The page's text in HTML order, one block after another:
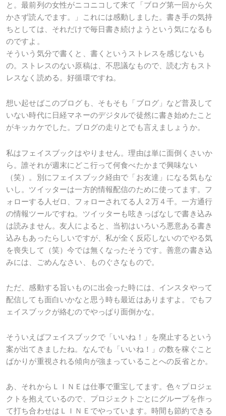
と。最前列の女性がニコニコして来て「ブログ第一回から欠
かさず読んでます。」これには感動しました。書き手の気持
ちとしては、それだけで毎日書き続けようという気になるも
のですよ。
そういう気分で書くと、書くというストレスを感じないも
の。ストレスのない原稿は、不思議なもので、読む方もスト
レスなく読める。好循環ですね。
想い起せばこのブログも、そもそも「ブログ」など普及して
いない時代に日経マネーのデジタルで徒然に書き始めたこと
がキッカケでした。ブログの走りとでも言えましょうか。
私はフェイスブックはやりません。理由は単に面倒くさいか
ら。誰それが週末にどこ行って何食べたかまで興味ない
（笑）。別にフェイスブック経由で「お友達」になる気もな
いし。ツイッターは一方的情報配信のために使ってます。フ
ォローする人ゼロ、フォローされてる人２万４千。一方通行
の情報ツールですね。ツイッターも呟きっぱなしで書き込み
は読みません。友人によると、当初はいろいろ悪意ある書き
込みもあったらしいですが、私が全く反応しないのでやる気
を喪失して（笑）今では無くなったそうです。善意の書き込
みには、ごめんなさい、ものぐさなもので。
ただ、感動する旨いものに出会った時には、インスタやって
配信しても面白いかなと思う時も最近はありますよ。でもフ
ェイスブックが絡むのでやっぱり面倒かな。
そういえばフェイスブックで「いいね！」を廃止するという
案が出てきましたね。なんでも「いいね！」の数を稼ぐこと
ばかりが重視される傾向が強まっていることへの反省とか。
あ、それからＬＩＮＥは仕事で重宝してます。色々プロジェ
クトを抱えているので、プロジェクトごとにグループを作っ
て打ち合わせはＬＩＮＥでやっています。時間も節約できる